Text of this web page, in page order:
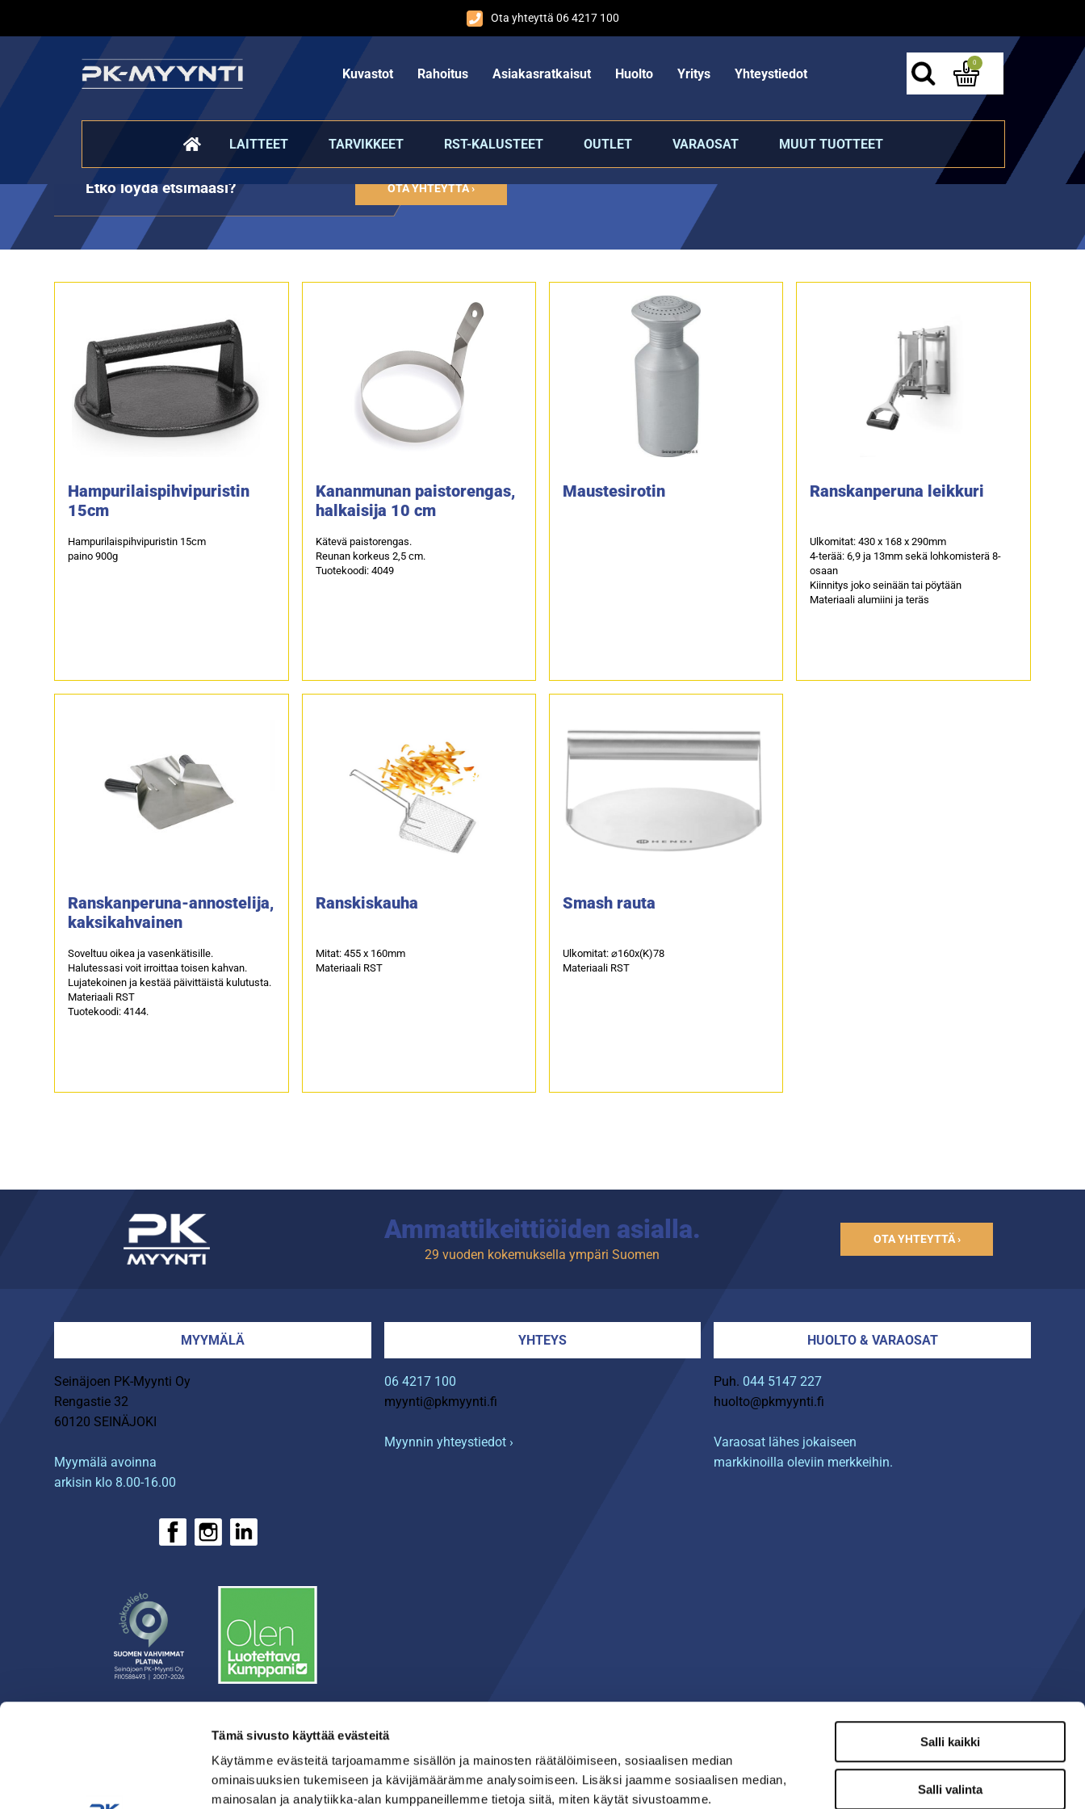
Tämä sivusto käyttää evästeitä
Käytämme evästeitä tarjoamamme sisällön ja mainosten räätälöimiseen, sosiaalisen median
ominaisuuksien tukemiseen ja kävijämäärämme analysoimiseen. Lisäksi jaamme sosiaalisen median,
mainosalan ja analytiikka-alan kumppaneillemme tietoja siitä, miten käytät sivustoamme.
Salli kaikki
Salli valinta
Ota yhteyttä 06 4217 100
Kuvastot Rahoitus Asiakasratkaisut Huolto Yritys Yhteystiedot
0
LAITTEET TARVIKKEET RST-KALUSTEET OUTLET VARAOSAT MUUT TUOTTEET
Fast Food - tarvikkeet
Etkö löydä etsimääsi? OTA YHTEYTTÄ ›
Hampurilaispihvipuristin
15cm
Hampurilaispihvipuristin 15cm
paino 900g
Kananmunan paistorengas,
halkaisija 10 cm
Kätevä paistorengas.
Reunan korkeus 2,5 cm.
Tuotekoodi: 4049
Maustesirotin Ranskanperuna leikkuri
Ulkomitat: 430 x 168 x 290mm
4-terää: 6,9 ja 13mm sekä lohkomisterä 8-
osaan
Kiinnitys joko seinään tai pöytään
Materiaali alumiini ja teräs
Ranskanperuna-annostelija,
kaksikahvainen
Soveltuu oikea ja vasenkätisille.
Halutessasi voit irroittaa toisen kahvan.
Lujatekoinen ja kestää päivittäistä kulutusta.
Materiaali RST
Tuotekoodi: 4144.
Ranskiskauha
Mitat: 455 x 160mm
Materiaali RST
Smash rauta
Ulkomitat: ⌀160x(K)78
Materiaali RST
Ammattikeittiöiden asialla.
29 vuoden kokemuksella ympäri Suomen
OTA YHTEYTTÄ ›
MYYMÄLÄ
Seinäjoen PK-Myynti Oy
Rengastie 32
60120 SEINÄJOKI
Myymälä avoinna
arkisin klo 8.00-16.00
YHTEYS
06 4217 100
myynti@pkmyynti.fi
Myynnin yhteystiedot ›
HUOLTO & VARAOSAT
Puh. 044 5147 227
huolto@pkmyynti.fi
Varaosat lähes jokaiseen
markkinoilla oleviin merkkeihin.
› Yritys